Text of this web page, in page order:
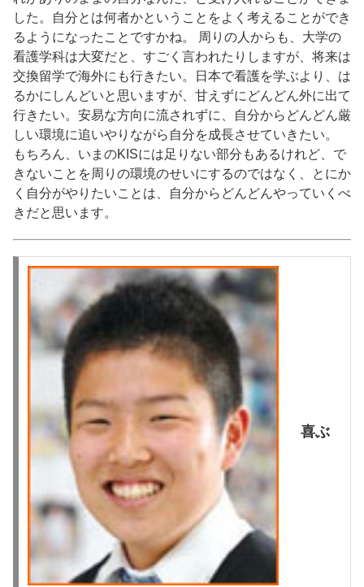
した。自分とは何者かということをよく考えることができ
るようになったことですかね。 周りの人からも、大学の
看護学科は大変だと、すごく言われたりしますが、将来は
交換留学で海外にも行きたい。日本で看護を学ぶより、は
るかにしんどいと思いますが、甘えずにどんどん外に出て
行きたい。安易な方向に流されずに、自分からどんどん厳
しい環境に追いやりながら自分を成長させていきたい。
もちろん、いまのKISには足りない部分もあるけれど、で
きないことを周りの環境のせいにするのではなく、とにか
く自分がやりたいことは、自分からどんどんやっていくべ
きだと思います。
喜ぶ